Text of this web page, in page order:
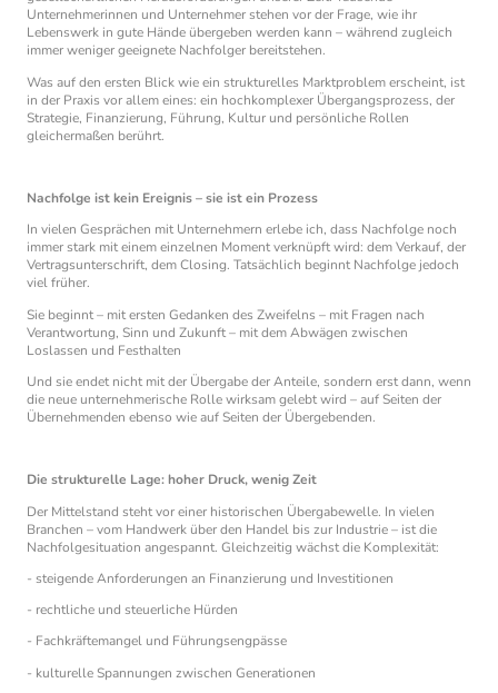
Unternehmerinnen und Unternehmer stehen vor der Frage, wie ihr
Lebenswerk in gute Hände übergeben werden kann – während zugleich
immer weniger geeignete Nachfolger bereitstehen.
Was auf den ersten Blick wie ein strukturelles Marktproblem erscheint, ist
in der Praxis vor allem eines: ein hochkomplexer Übergangsprozess, der
Strategie, Finanzierung, Führung, Kultur und persönliche Rollen
gleichermaßen berührt.
Nachfolge ist kein Ereignis – sie ist ein Prozess
In vielen Gesprächen mit Unternehmern erlebe ich, dass Nachfolge noch
immer stark mit einem einzelnen Moment verknüpft wird: dem Verkauf, der
Vertragsunterschrift, dem Closing. Tatsächlich beginnt Nachfolge jedoch
viel früher.
Sie beginnt – mit ersten Gedanken des Zweifelns – mit Fragen nach
Verantwortung, Sinn und Zukunft – mit dem Abwägen zwischen
Loslassen und Festhalten
Und sie endet nicht mit der Übergabe der Anteile, sondern erst dann, wenn
die neue unternehmerische Rolle wirksam gelebt wird – auf Seiten der
Übernehmenden ebenso wie auf Seiten der Übergebenden.
Die strukturelle Lage: hoher Druck, wenig Zeit
Der Mittelstand steht vor einer historischen Übergabewelle. In vielen
Branchen – vom Handwerk über den Handel bis zur Industrie – ist die
Nachfolgesituation angespannt. Gleichzeitig wächst die Komplexität:
- steigende Anforderungen an Finanzierung und Investitionen
- rechtliche und steuerliche Hürden
- Fachkräftemangel und Führungsengpässe
- kulturelle Spannungen zwischen Generationen